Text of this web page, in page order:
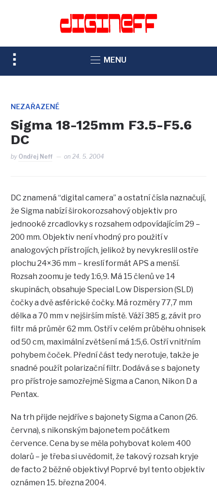
TOGGLE
SIDEBAR
NAVIGATION
MENU
NEZAŘAZENÉ
Sigma 18-125mm F3.5-F5.6
DC
by Ondřej Neff on24. 5. 2004
DC znamená “digital camera” a ostatní čísla naznačují,
že Sigma nabízí širokorozsahový objektiv pro
jednooké zrcadlovky s rozsahem odpovídajícím 29 –
200 mm. Objektiv není vhodný pro použití v
analogových přístrojích, jelikož by nevykreslil ostře
plochu 24×36 mm – kreslí formát APS a menší.
Rozsah zoomu je tedy 1:6,9. Má 15 členů ve 14
skupinách, obsahuje Special Low Dispersion (SLD)
čočky a dvě asférické čočky. Má rozměry 77,7 mm
délka a 70 mm v nejširším místě. Váží 385 g, závit pro
filtr má průměr 62 mm. Ostří v celém průběhu ohnisek
od 50 cm, maximální zvětšení má 1:5,6. Ostří vnitřním
pohybem čoček. Přední část tedy nerotuje, takže je
snadné použít polarizační filtr. Dodává se s bajonety
pro přístroje samozřejmě Sigma a Canon, Nikon D a
Pentax.
Na trh přijde nejdříve s bajonety Sigma a Canon (26.
června), s nikonským bajonetem počátkem
července. Cena by se měla pohybovat kolem 400
dolarů – je třeba si uvědomit, že takový rozsah kryje
de facto 2 běžné objektivy! Poprvé byl tento objektiv
oznámen 15. března 2004.